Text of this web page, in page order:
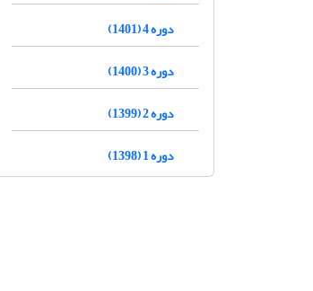
دوره 4 (1401)
دوره 3 (1400)
دوره 2 (1399)
دوره 1 (1398)